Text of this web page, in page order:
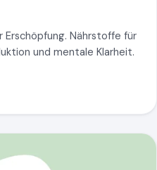
Erschöpfung. Nährstoffe für
und mentale Klarheit.
erfahren